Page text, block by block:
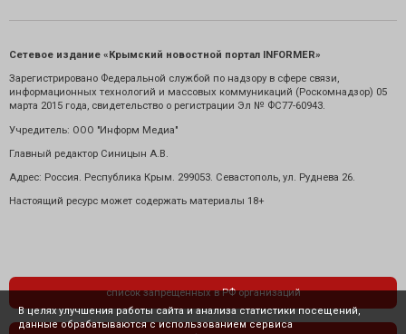
Сетевое издание «Крымский новостной портал INFORMER»
Зарегистрировано Федеральной службой по надзору в сфере связи,
информационных технологий и массовых коммуникаций (Роскомнадзор) 05
марта 2015 года, свидетельство о регистрации Эл № ФС77-60943.
Учредитель: ООО "Информ Медиа"
Главный редактор Синицын А.В.
Адрес: Россия. Республика Крым. 299053. Севастополь, ул. Руднева 26.
Настоящий ресурс может содержать материалы 18+
список запрещенных в РФ организаций
В целях улучшения работы сайта и анализа статистики посещений,
данные обрабатываются с использованием сервиса